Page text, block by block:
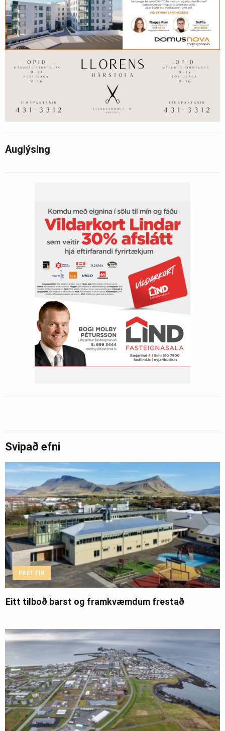
Auglýsing
Svipað efni
FRÉTTIR
Eitt tilboð barst og framkvæmdum frestað